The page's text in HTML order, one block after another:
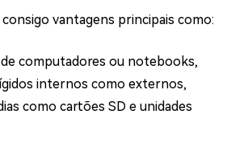
vantagens principais como:
de computadores ou notebooks,
internos como externos,
como cartões SD e unidades